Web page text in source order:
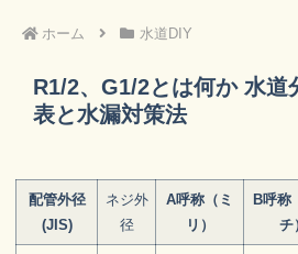
ホーム 水道DIY
R1/2、G1/2とは何か 水道
表と水漏対策法
配管外径
(JIS)
ネジ外
径
A呼称（ミ
リ）
B呼称
チ）